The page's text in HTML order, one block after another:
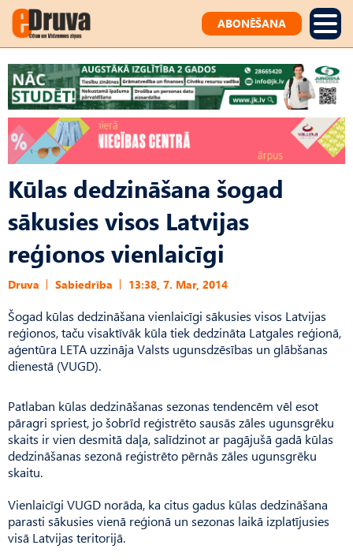
ABONĒŠANA
Kūlas dedzināšana šogad
sākusies visos Latvijas
reģionos vienlaicīgi
Druva Sabiedrība 13:38, 7. Mar, 2014
Šogad kūlas dedzināšana vienlaicīgi sākusies visos Latvijas
reģionos, taču visaktīvāk kūla tiek dedzināta Latgales reģionā,
aģentūra LETA uzzināja Valsts ugunsdzēsības un glābšanas
dienestā (VUGD).
Patlaban kūlas dedzināšanas sezonas tendencēm vēl esot
pāragri spriest, jo šobrīd reģistrēto sausās zāles ugunsgrēku
skaits ir vien desmitā daļa, salīdzinot ar pagājušā gadā kūlas
dedzināšanas sezonā reģistrēto pērnās zāles ugunsgrēku
skaitu.
Vienlaicīgi VUGD norāda, ka citus gadus kūlas dedzināšana
parasti sākusies vienā reģionā un sezonas laikā izplatījusies
visā Latvijas teritorijā.